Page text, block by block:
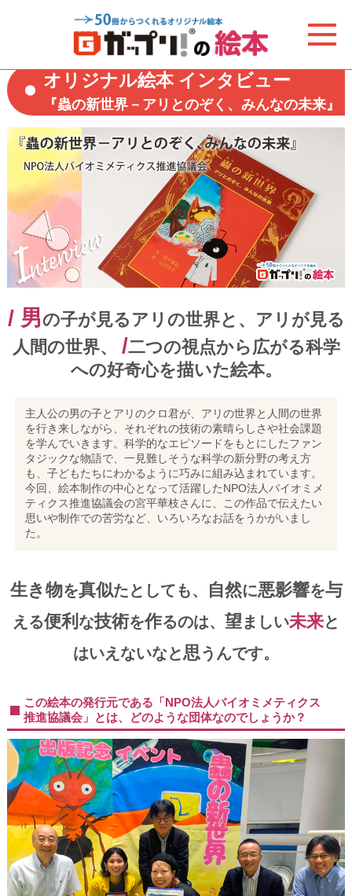
オリジナル絵本 インタビュー
『蟲の新世界－アリとのぞく、みんなの未来』
/ 男の子が見るアリの世界と、アリが見る
人間の世界、 /二つの視点から広がる科学
への好奇心を描いた絵本。
主人公の男の子とアリのクロ君が、アリの世界と人間の世界
を行き来しながら、それぞれの技術の素晴らしさや社会課題
を学んでいきます。科学的なエピソードをもとにしたファン
タジックな物語で、一見難しそうな科学の新分野の考え方
も、子どもたちにわかるように巧みに組み込まれています。
今回、絵本制作の中心となって活躍したNPO法人バイオミメ
ティクス推進協議会の宮平華枝さんに、この作品で伝えたい
思いや制作での苦労など、いろいろなお話をうかがいまし
た。
生き物を真似たとしても、 自然に悪影響を与
える便利 な技術を作るのは、 望ましい未来と
はいえないなと思うんです。
この絵本の発行元である「NPO法人バイオミメティクス
推進協議会」とは、どのような団体なのでしょうか？